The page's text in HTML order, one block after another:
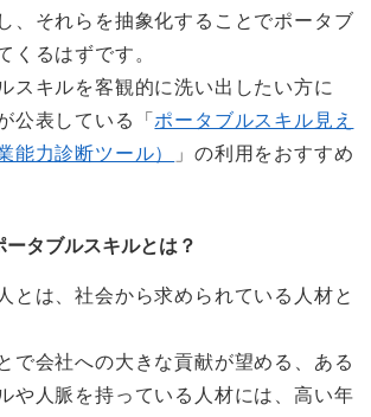
、それらを抽象化することでポータブ
くるはずです。
スキルを客観的に洗い出したい方に
公表している「 ポータブルスキル見え
能力診断ツール）
」の利用をおすすめ
タブルスキルとは？
とは、社会から求められている人材と
で会社への大きな貢献が望める、ある
や人脈を持っている人材には、高い年